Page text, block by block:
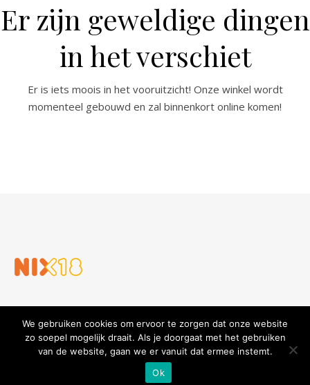
Er zijn geweldige dingen
in het verschiet
Er is iets moois in het vooruitzicht! Onze winkel wordt
momenteel gebouwd en zal binnenkort online komen!
Slijterij en Wijnhandel Gouders
Algemene voorwaarden
We gebruiken cookies om ervoor te zorgen dat onze website
zo soepel mogelijk draait. Als je doorgaat met het gebruiken
van de website, gaan we er vanuit dat ermee instemt.
Ok